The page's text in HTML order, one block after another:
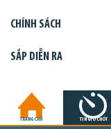
CHÍNH SÁCH
SẮP DIỄN RA
TRANG CHỦ TIN GIỜ CHÓT